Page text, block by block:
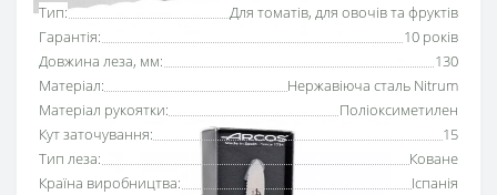
Тип:
Для томатів, для овочів та фруктів
Гарантія:
10 років
Довжина леза, мм:
130
Матеріал:
Нержавіюча сталь Nitrum
Матеріал рукоятки:
Поліоксиметилен
Кут заточування:
15
Тип леза:
Коване
Країна виробництва:
Іспанія